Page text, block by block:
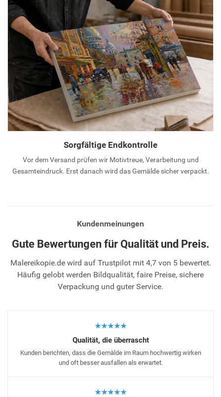
Sorgfältige Endkontrolle
Vor dem Versand prüfen wir Motivtreue, Verarbeitung und
Gesamteindruck. Erst danach wird das Gemälde sicher verpackt.
Kundenmeinungen
Gute Bewertungen für Qualität und Preis.
Malereikopie.de wird auf Trustpilot mit 4,7 von 5 bewertet.
Häufig gelobt werden Bildqualität, faire Preise, sichere
Verpackung und guter Service.
★★★★★
Qualität, die überrascht
Kunden berichten, dass die Gemälde im Raum hochwertig wirken
und oft besser ausfallen als erwartet.
★★★★★